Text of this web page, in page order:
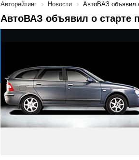
Авторейтинг Новости АвтоВАЗ объявил
АвтоВАЗ объявил о старте